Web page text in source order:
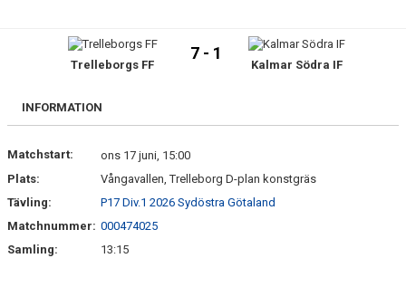
Trelleborgs FF
7 - 1
Kalmar Södra IF
INFORMATION
Matchstart:
ons 17 juni, 15:00
Plats:
Vångavallen, Trelleborg D-plan konstgräs
Tävling:
P17 Div.1 2026 Sydöstra Götaland
Matchnummer: 000474025
Samling:
13:15